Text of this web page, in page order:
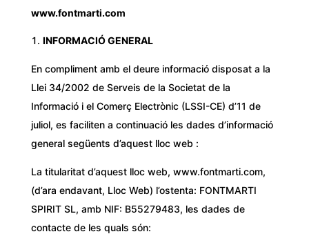
www.fontmarti.com
INFORMACIÓ GENERAL
En compliment amb el deure informació disposat a la
Llei 34/2002 de Serveis de la Societat de la
Informació i el Comerç Electrònic (LSSI-CE) d’11 de
juliol, es faciliten a continuació les dades d’informació
general següents d’aquest lloc web :
La titularitat d’aquest lloc web, www.fontmarti.com,
(d’ara endavant, Lloc Web) l’ostenta: FONTMARTI
SPIRIT SL, amb NIF: B55279483, les dades de
contacte de les quals són: